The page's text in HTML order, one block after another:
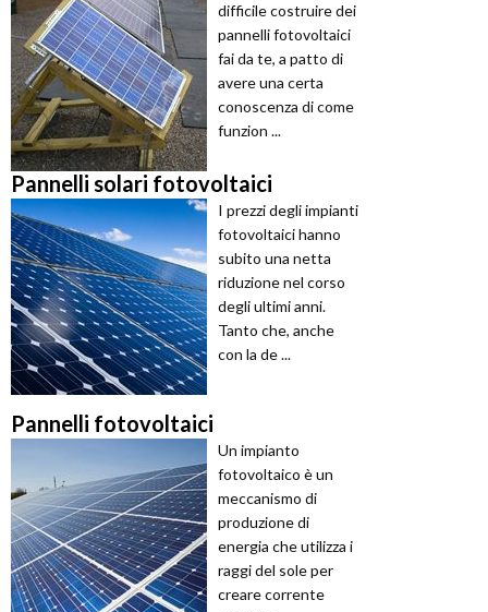
difficile costruire dei
pannelli fotovoltaici
fai da te, a patto di
avere una certa
conoscenza di come
funzion ...
Pannelli solari fotovoltaici
I prezzi degli impianti
fotovoltaici hanno
subito una netta
riduzione nel corso
degli ultimi anni.
Tanto che, anche
con la de ...
Pannelli fotovoltaici
Un impianto
fotovoltaico è un
meccanismo di
produzione di
energia che utilizza i
raggi del sole per
creare corrente